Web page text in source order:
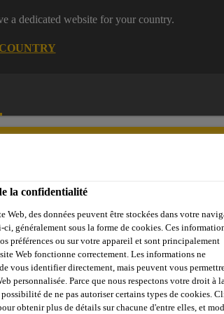
a dedicated website for your country.
A propos de nous
la confidentialité
Web, des données peuvent être stockées dans votre
ci, généralement sous la forme de cookies. Ces
préférences ou sur votre appareil et sont principalement
Web fonctionne correctement. Les informations ne
vous identifier directement, mais peuvent vous
personnalisée. Parce que nous respectons votre droit à
de ne pas autoriser certains types de cookies.
obtenir plus de détails sur chacune d'entre elles, et